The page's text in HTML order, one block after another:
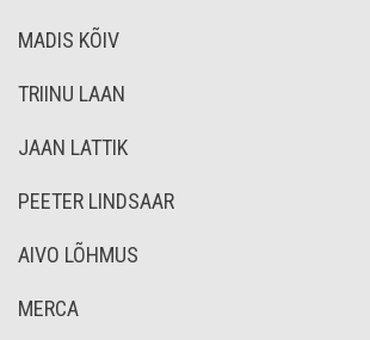
MADIS KÕIV
TRIINU LAAN
JAAN LATTIK
PEETER LINDSAAR
AIVO LÕHMUS
MERCA